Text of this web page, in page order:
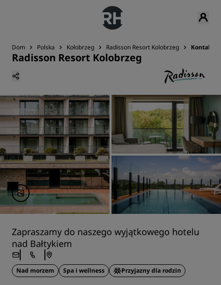
Dom Polska Kołobrzeg Radisson Resort Kolobrzeg Kontakt
Radisson Resort Kolobrzeg
Zapraszamy do naszego wyjątkowego hotelu
nad Bałtykiem
Nad morzem Spa i wellness Przyjazny dla rodzin